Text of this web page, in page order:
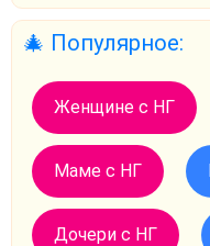
🎄 Популярное:
Женщине с НГ
Маме с НГ
Дочери с НГ